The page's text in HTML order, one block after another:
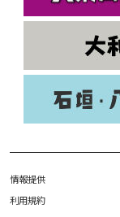
情報提供
利用規約